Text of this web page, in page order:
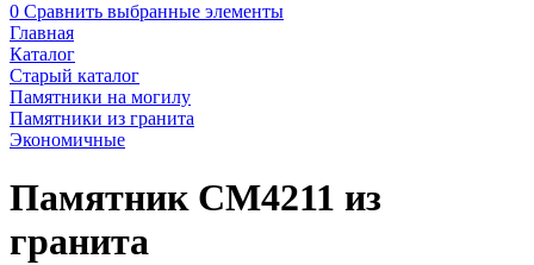
0 Сравнить выбранные элементы
Главная
Каталог
Старый каталог
Памятники на могилу
Памятники из гранита
Экономичные
Памятник CM4211 из
гранита